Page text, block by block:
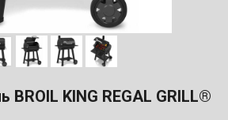
BROIL KING REGAL GRILL®